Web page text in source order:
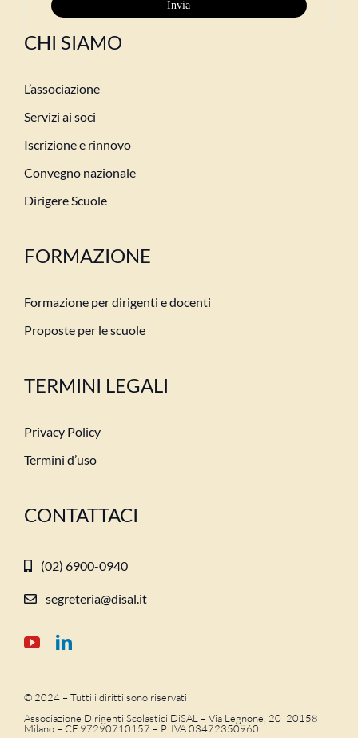
CHI SIAMO
L’associazione
Servizi ai soci
Iscrizione e rinnovo
Convegno nazionale
Dirigere Scuole
FORMAZIONE
Formazione per dirigenti e docenti
Proposte per le scuole
TERMINI LEGALI
Privacy Policy
Termini d’uso
CONTATTACI
(02) 6900-0940
segreteria@disal.it
© 2024 – Tutti i diritti sono riservati
Associazione Dirigenti Scolastici DiSAL – Via Legnone, 20 20158
Milano – CF 97290710157 – P. IVA 03472350960